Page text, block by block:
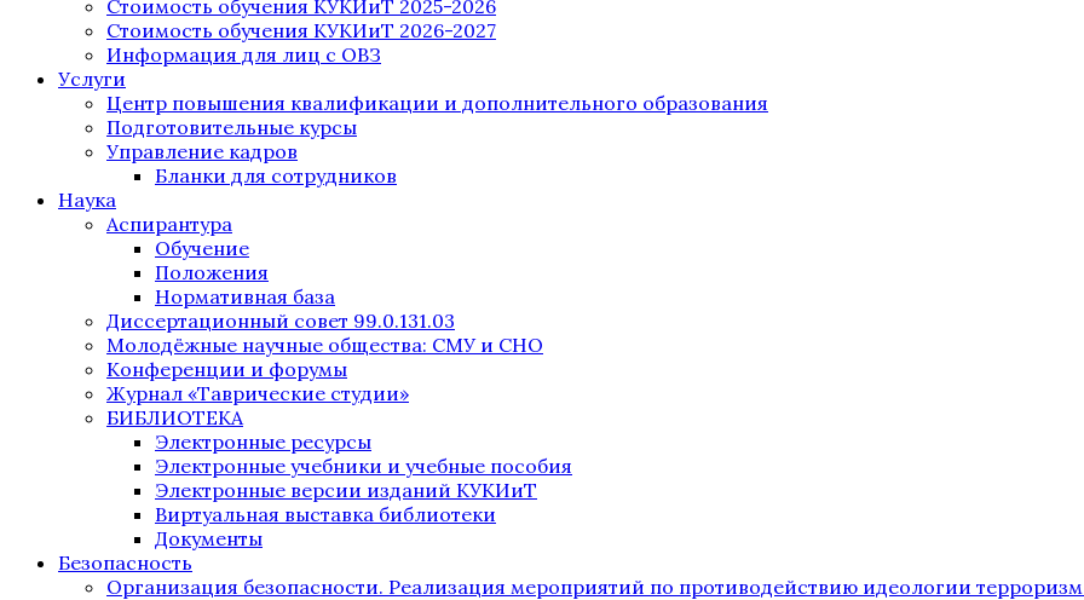
Стоимость обучения КУКИиТ 2025-2026
Стоимость обучения КУКИиТ 2026-2027
Информация для лиц с ОВЗ
Услуги
Центр повышения квалификации и дополнительного образования
Подготовительные курсы
Управление кадров
Бланки для сотрудников
Наука
Аспирантура
Обучение
Положения
Нормативная база
Диссертационный совет 99.0.131.03
Молодёжные научные общества: СМУ и СНО
Конференции и форумы
Журнал «Таврические студии»
БИБЛИОТЕКА
Электронные ресурсы
Электронные учебники и учебные пособия
Электронные версии изданий КУКИиТ
Виртуальная выставка библиотеки
Документы
Безопасность
Организация безопасности. Реализация мероприятий по противодействию идеологии